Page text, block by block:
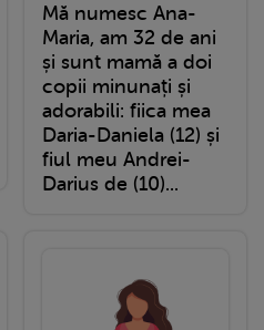
Mă numesc Ana-
Maria, am 32 de ani
și sunt mamă a doi
copii minunați și
adorabili: fiica mea
Daria-Daniela (12) și
fiul meu Andrei-
Darius de (10)...